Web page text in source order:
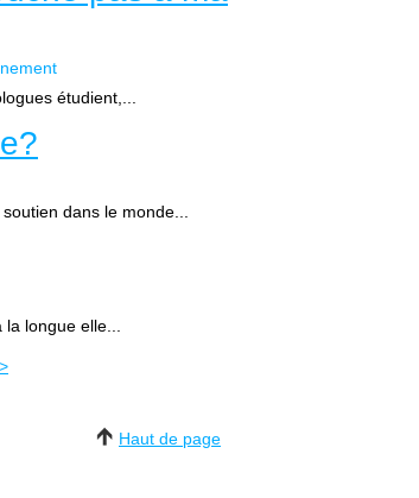
étudient,...
dans le monde...
longue elle...
Haut de page